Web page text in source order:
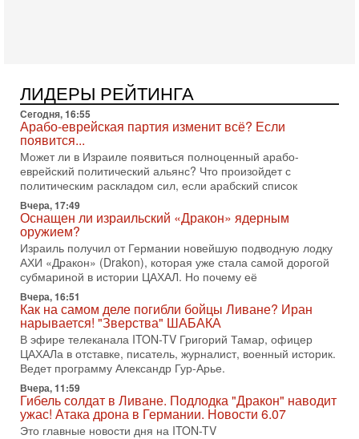
«Русский голос» Израиля: кто заберет его на этот
раз?
Голоса русскоязычных репатриантов не раз кардинально
меняли политический ландшафт Израиля. Достаточно
вспомнить взлет партии «Исраэль ба-алия», когда
31-07-2026, 17:00
Тайны закрытых дверей: о чём на самом деле
молчат Трамп и Нетаньяху?
Недавний визит премьер-министра Израиля Биньямина
Нетаньяху в США и его встреча с Дональдом Трампом
оставили больше вопросов, чем ответов. Полная
31-07-2026, 15:18
Иран готовит покушение на Нетаниягу! Трамп не
хочет эскалации, но КСИР готовит взрыв!
В эфире телеканала ITON-TV СЕРГЕЙ МИГДАЛЬ, эксперт
по вопросам безопасности, офицер запаса
Международного управления полиции Израиля, автор
31-07-2026, 09:02
Битва за разоружение ХАМАСа - НОВОСТИ
31/07/2026
Сегодня президент США Дональд Трамп заявил о
достижении исторического соглашения о полном
разоружении ХАМАСа и других вооруженных группировок в
ЛИДЕРЫ РЕЙТИНГА
Сегодня, 16:55
Арабо-еврейская партия изменит всё? Если
появится...
Может ли в Израиле появиться полноценный арабо-
еврейский политический альянс? Что произойдет с
политическим раскладом сил, если арабский список
Вчера, 17:49
Оснащен ли израильский «Дракон» ядерным
оружием?
Израиль получил от Германии новейшую подводную лодку
АХИ «Дракон» (Drakon), которая уже стала самой дорогой
субмариной в истории ЦАХАЛ. Но почему её
Вчера, 16:51
Как на самом деле погибли бойцы Ливане? Иран
нарывается! "Зверства" ШАБАКА
В эфире телеканала ITON-TV Григорий Тамар, офицер
ЦАХАЛа в отставке, писатель, журналист, военный историк.
Ведет программу Александр Гур-Арье.
Вчера, 11:59
Гибель солдат в Ливане. Подлодка "Дракон" наводит
ужас! Атака дрона в Германии. Новости 6.07
Это главные новости дня на ITON-TV